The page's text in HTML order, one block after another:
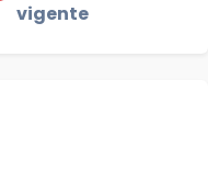
vigente